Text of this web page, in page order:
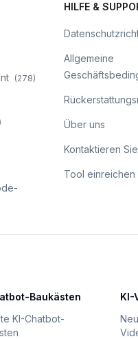
(278)
HILFE &
Allgemeine
Über uns
Kontaktieren
Tool einreichen
Baukästen
KI-Chatbot-
KI-